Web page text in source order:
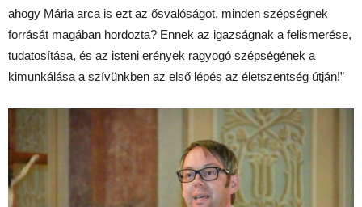
ahogy Mária arca is ezt az ősvalóságot, minden szépségnek
forrását magában hordozta? Ennek az igazságnak a felismerése,
tudatosítása, és az isteni erények ragyogó szépségének a
kimunkálása a szívünkben az első lépés az életszentség útján!”